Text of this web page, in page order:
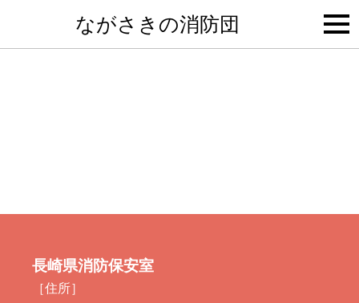
ながさきの消防団
長崎県消防保安室
［住所］